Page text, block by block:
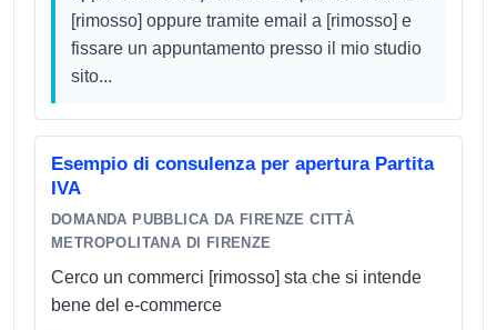
[rimosso] oppure tramite email a [rimosso] e
fissare un appuntamento presso il mio studio
sito...
Esempio di consulenza per apertura Partita
IVA
DOMANDA PUBBLICA DA FIRENZE CITTÀ
METROPOLITANA DI FIRENZE
Cerco un commerci [rimosso] sta che si intende
bene del e-commerce